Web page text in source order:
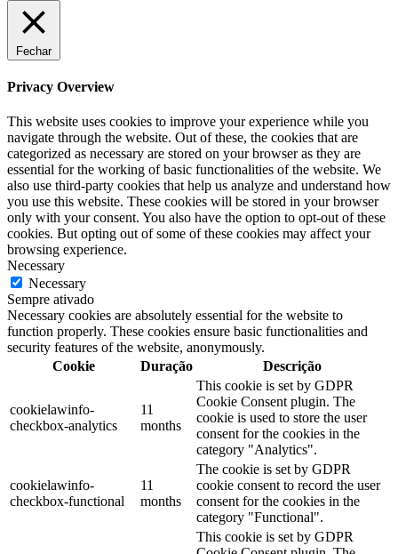
Fechar
Privacy Overview
This website uses cookies to improve your experience while you
navigate through the website. Out of these, the cookies that are
categorized as necessary are stored on your browser as they are
essential for the working of basic functionalities of the website. We
also use third-party cookies that help us analyze and understand how
you use this website. These cookies will be stored in your browser
only with your consent. You also have the option to opt-out of these
cookies. But opting out of some of these cookies may affect your
browsing experience.
Necessary
Necessary
Sempre ativado
Necessary cookies are absolutely essential for the website to
function properly. These cookies ensure basic functionalities and
security features of the website, anonymously.
Cookie
Duração Descrição
cookielawinfo-
checkbox-analytics
11
months
This cookie is set by GDPR
Cookie Consent plugin. The
cookie is used to store the user
consent for the cookies in the
category "Analytics".
cookielawinfo-
checkbox-functional
11
months
The cookie is set by GDPR
cookie consent to record the user
consent for the cookies in the
category "Functional".
This cookie is set by GDPR